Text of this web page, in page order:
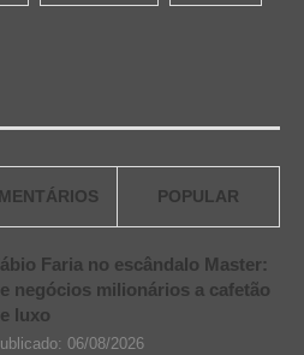
POPULAR
Faria no escândalo Master:
negócios milionários a cafetão
luxo
06/08/2026